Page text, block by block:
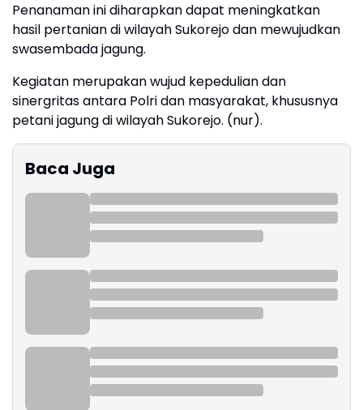
Penanaman ini diharapkan dapat meningkatkan
hasil pertanian di wilayah Sukorejo dan mewujudkan
swasembada jagung.
Kegiatan merupakan wujud kepedulian dan
sinergritas antara Polri dan masyarakat, khususnya
petani jagung di wilayah Sukorejo. (nur).
Baca Juga